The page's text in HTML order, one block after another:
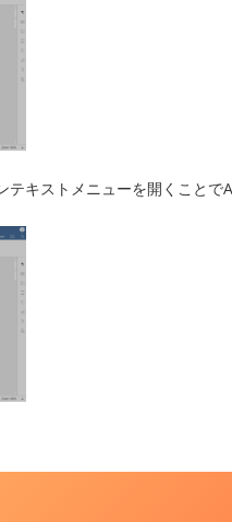
キストメニューを開くことで